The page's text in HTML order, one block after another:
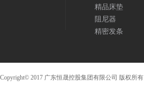
精品床垫
阻尼器
精密发条
Copyright© 2017 广东恒晟控股集团有限公司 版权所有